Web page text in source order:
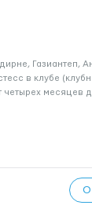
Газиантеп,
в клубе
четырех месяцев
+ %. Легально.